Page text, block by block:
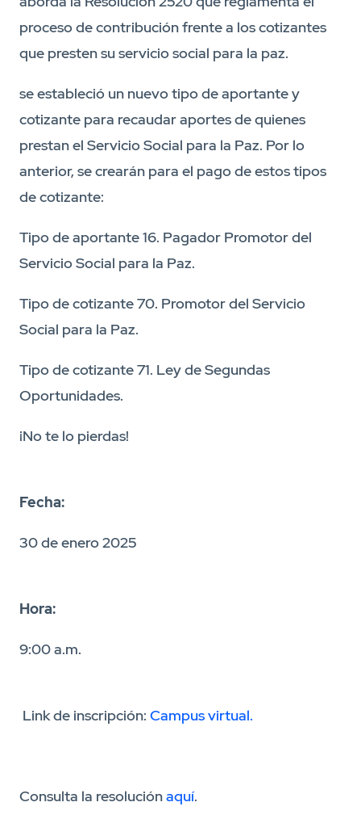
proceso de contribución frente a los cotizantes
que presten su servicio social para la paz.
se estableció un nuevo tipo de aportante y
cotizante para recaudar aportes de quienes
prestan el Servicio Social para la Paz. Por lo
anterior, se crearán para el pago de estos tipos
de cotizante:
Tipo de aportante 16. Pagador Promotor del
Servicio Social para la Paz.
Tipo de cotizante 70. Promotor del Servicio
Social para la Paz.
Tipo de cotizante 71. Ley de Segundas
Oportunidades.
¡No te lo pierdas!
Fecha:
30 de enero 2025
Hora:
9:00 a.m.
Link de inscripción: Campus virtual.
Consulta la resoluciónaquí.